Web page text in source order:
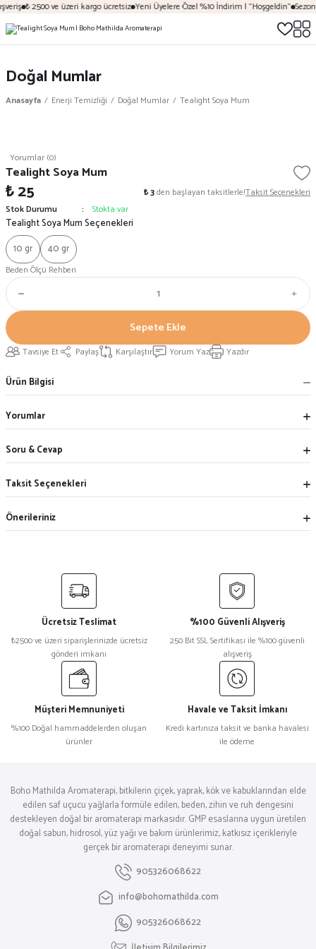
₺ 2500 ve üzeri kargo ücretsiz Yeni Üyelere Özel %10 İndirim | "Hoşgeldin"
Doğal Mumlar
Anasayfa Enerji Temizliği Doğal Mumlar Tealight Soya Mum
Yorumlar (0)
Tealight Soya Mum
₺ 25 ₺ 3den başlayan taksitlerle!Taksit Seçenekleri
Stok Durumu
Stokta var
Tealight Soya Mum Seçenekleri
10 gr
40 gr
Beden Ölçü Rehberi
Sepete Ekle
Tavsiye Et Paylaş Karşılaştır Yorum Yaz Yazdır
Ürün Bilgisi
Yorumlar
Soru & Cevap
Taksit Seçenekleri
Önerileriniz
Ücretsiz Teslimat
₺2500 ve üzeri siparişlerinizde ücretsiz
gönderi imkanı
%100 Güvenli Alışveriş
250 Bit SSL Sertifikası ile %100 güvenli
alışveriş
Müşteri Memnuniyeti
%100 Doğal hammaddelerden oluşan
ürünler
Havale ve Taksit İmkanı
Kredi kartınıza taksit ve banka havalesi
ile ödeme
Boho Mathilda Aromaterapi, bitkilerin çiçek, yaprak, kök ve kabuklarından elde
edilen saf uçucu yağlarla formüle edilen, beden, zihin ve ruh dengesini
destekleyen doğal bir aromaterapi markasıdır. GMP esaslarına uygun üretilen
doğal sabun, hidrosol, yüz yağı ve bakım ürünlerimiz, katkısız içerikleriyle
gerçek bir aromaterapi deneyimi sunar.
905326068622
info@bohomathilda.com
905326068622